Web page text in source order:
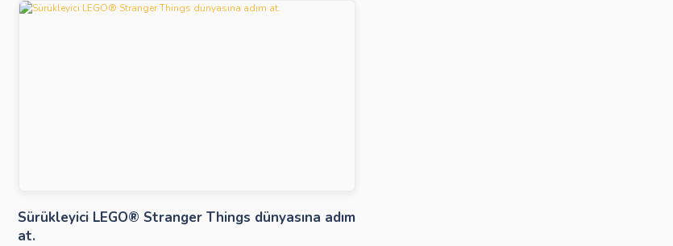
Sürükleyici LEGO® Stranger Things dünyasına adım
at.